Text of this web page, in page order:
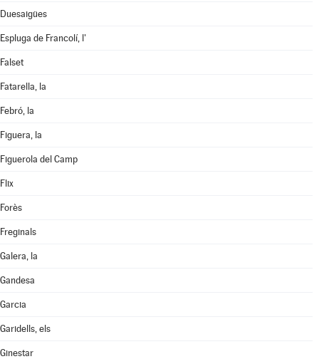
Duesaigües
Espluga de Francolí, l'
Falset
Fatarella, la
Febró, la
Figuera, la
Figuerola del Camp
Flix
Forès
Freginals
Galera, la
Gandesa
Garcia
Garidells, els
Ginestar